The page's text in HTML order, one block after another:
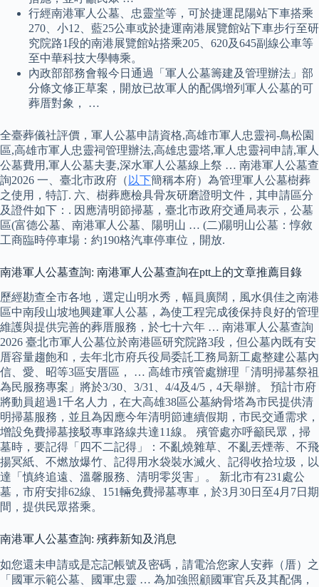
行經南港軍人公墓、忠靈堂等，可於捷運昆陽站下車搭乘
270、小12、藍25公車或於捷運南港展覽館站下車步行至研
究院路1段的南港展覽館站搭乘205、620及645副線公車等
至中華科技大學轉乘。
內政部部務會報今日通過「軍人公墓籌建及管理辦法」部
分條文修正草案，開放已故軍人的配偶增列軍人公墓的可
葬厝對象， …
全臺葬儀社評價，軍人公墓申請資格,高雄市軍人忠靈祠-鳥松園
區,高雄市軍人忠靈祠管理辦法,高雄忠靈塔,軍人忠靈祠申請,軍人
公墓費用,軍人公墓夫妻,深水軍人公墓線上祭 … 南港軍人公墓查
詢2026 一、臺北市政府（ 以下簡稱本府）為管理軍人公墓樹葬
之使用，特訂. 六、樹葬應檢具骨灰研磨證明文件，其申請區分
及證件如下：. 因應清明節掃墓，臺北市政府交通局表示，公墓
區(富德公墓、南港軍人公墓、陽明山 … (二)陽明山公墓：惇敘
工商臨時停車場：約190格汽車停車位，開放.
南港軍人公墓查詢: 南港軍人公墓查詢在ptt上的文章推薦目錄
歷經勘查全市各地，選定山明水秀，幅員廣闊，風水俱佳之南港
區中南段山坡地興建軍人公墓，為使工程完成後保持良好的管理
維護與提供完善的葬厝服務，於七十六年 … 南港軍人公墓查詢
2026 臺北市軍人公墓位於南港區研究院路3段，但公墓內既有安
厝容量趨飽和，去年北市府兵役局委託工務局新工處整建公墓內
信、愛、昭等3區安厝區， … 高雄市殯管處辦理「清明掃墓祭祖
為民服務專案」將於3/30、3/31、4/4及4/5，4天舉辦。 預計市府
將動員超過1千名人力，在大高雄38區公墓納骨塔為市民提供清
明掃墓服務，並且為因應今年清明節連續假期，市民交通需求，
增設免費掃墓接駁專車路線共達11線。 殯管處亦呼籲民眾，掃
墓時，要記得「四不二記得」：不亂燒雜草、不亂丟煙蒂、不飛
揚冥紙、不燃放爆竹、記得用水袋裝水滅火、記得收拾垃圾，以
達「慎終追遠、溫馨服務、清明零災害」。 新北市有231處公
墓，市府安排62線、151輛免費掃墓專車，於3月30日至4月7日期
間，提供民眾搭乘。
南港軍人公墓查詢: 殯葬新知及消息
如您還未申請或是忘記帳號及密碼，請電洽您家人安葬（厝）之
「國軍示範公墓、國軍忠靈 … 為加強照顧國軍官兵及其配偶，